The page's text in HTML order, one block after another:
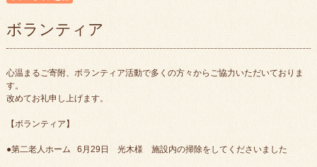
ボランティア
心温まるご寄附、ボランティア活動で多くの方々からご協力いただいておりま
す。
改めてお礼申し上げます。
【ボランティア】
●第二老人ホーム 6月29日 光木様 施設内の掃除をしてくださいました